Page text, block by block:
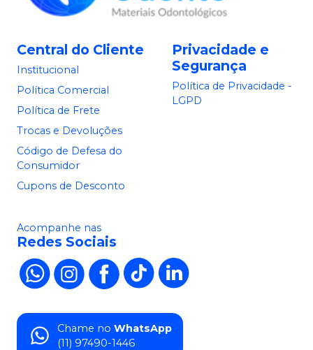
Central do Cliente
Institucional
Política Comercial
Política de Frete
Trocas e Devoluções
Código de Defesa do
Consumidor
Cupons de Desconto
Privacidade e
Segurança
Política de Privacidade -
LGPD
Acompanhe nas
Redes Sociais
Chame no WhatsApp
(11) 97490-1446